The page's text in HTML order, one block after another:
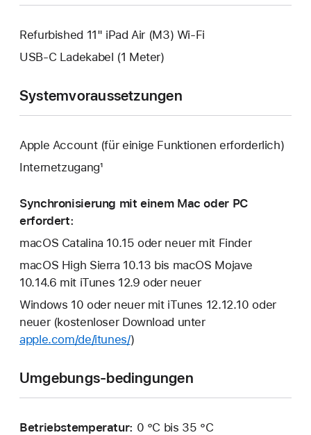
Refurbished 11" iPad Air (M3) Wi-Fi
USB‑C Ladekabel (1 Meter)
Systemvoraussetzungen
Apple Account (für einige Funktionen erforderlich)
Internetzugang¹
Synchronisierung mit einem Mac oder PC
erfordert:
macOS Catalina 10.15 oder neuer mit Finder
macOS High Sierra 10.13 bis macOS Mojave
10.14.6 mit iTunes 12.9 oder neuer
Windows 10 oder neuer mit iTunes 12.12.10 oder
neuer (kostenloser Download unter
apple.com/de/itunes/)
Umgebungs-bedingungen
Betriebstemperatur: 0 °C bis 35 °C